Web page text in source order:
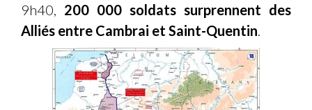
9h40, 200 000 soldats surprennent des
Alliés entre Cambrai et Saint-Quentin